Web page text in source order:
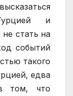
и
стать на
событий
такого
едва
том, что